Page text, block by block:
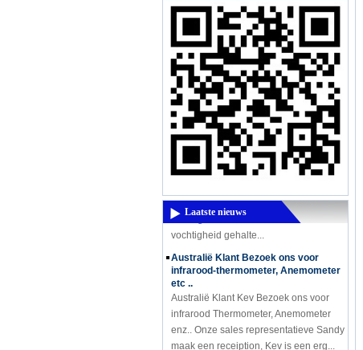
Laatste nieuws
Een krachtige nieuwe product komt -
High-Frequency vochtmeter DM300M
Een krachtige nieuwe product komt -
High-Frequency vochtmeter DM300M
wordt gebruikt voor het meten
vochtigheid gehalte...
infrarood-thermometer, Anemometer
etc ..
Australië Klant Kev Bezoek ons ​​voor
infrarood Thermometer, Anemometer
enz.. Onze sales representatieve Sandy
maak een receiption, Kev is een erg...